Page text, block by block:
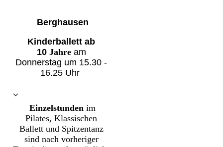
Berghausen
Kinderballettab
10 Jahre am
Donnerstag um 15.30 -
16.25 Uhr
Einzelstunden im
Pilates, Klassischen
Ballett und Spitzentanz
sind nach vorheriger